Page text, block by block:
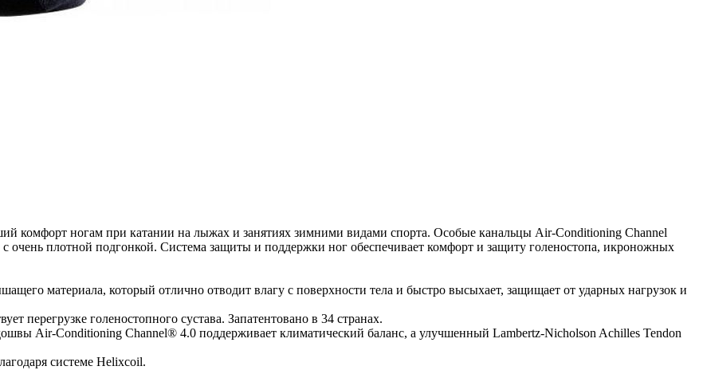
комфорт ногам при катании на лыжах и занятиях зимними видами спорта. Особые канальцы Air-Conditioning Channel
очень плотной подгонкой. Система защиты и поддержки ног обеспечивает комфорт и защиту голеностопа, икроножных
материала, который отлично отводит влагу с поверхности тела и быстро высыхает, защищает от ударных нагрузок и
перегрузке голеностопного сустава. Запатентовано в 34 странах.
Air-Conditioning Channel® 4.0 поддерживает климатический баланс, а улучшенный Lambertz-Nicholson Achilles Tendon
системе Helixcoil.